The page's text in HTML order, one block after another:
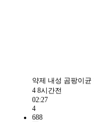
약제 내성 곰팡이
4 8시간전
02:27
4
688